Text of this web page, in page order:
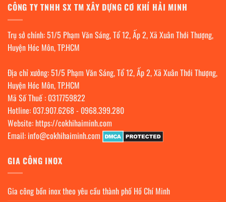
CÔNG TY TNHH SX TM XÂY DỰNG CƠ KHÍ HẢI MINH
Trụ sở chính: 51/5 Phạm Văn Sáng, Tổ 12, Ấp 2, Xã Xuân Thới Thượng,
Huyện Hóc Môn, TP.HCM
Địa chỉ xưởng: 51/5 Phạm Văn Sáng, Tổ 12, Ấp 2, Xã Xuân Thới Thượng,
Huyện Hóc Môn, TP.HCM
Mã Số Thuế : 0317759822
Hotline: 037.907.6268- 0968.399.280
Website: https://cokhihaiminh.com
Email: info@cokhihaiminh.com
GIA CÔNG INOX
Gia công bồn inox theo yêu cầu thành phố Hồ Chí Minh